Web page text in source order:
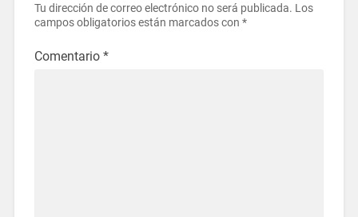
Tu dirección de correo electrónico no será publicada. Los
campos obligatorios están marcados con *
Comentario *